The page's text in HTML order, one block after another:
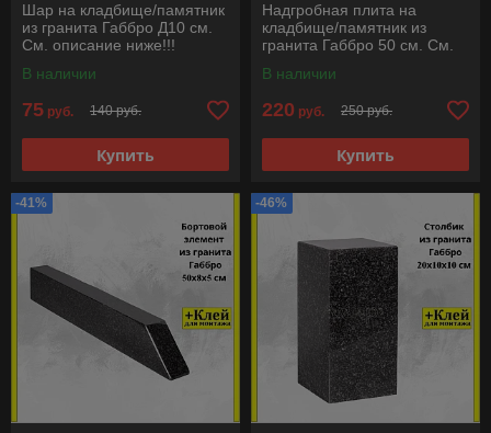
Шар на кладбище/памятник
из гранита Габбро Д10 см.
См. описание ниже!!!
В наличии
75 руб. 140 руб.
Купить
Надгробная плита на
кладбище/памятник из
гранита Габбро 50 см. См.
В наличии
220 руб. 250 руб.
Купить
-41% -46%